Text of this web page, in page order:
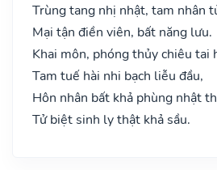
Trùng tang nhị nhật, tam nhân
Mại tận điền viên, bất năng lưu.
Khai môn, phóng thủy chiêu tai
Tam tuế hài nhi bạch liễu đầu,
Hôn nhân bất khả phùng nhật
Tử biệt sinh ly thật khả sầu.